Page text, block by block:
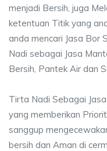
menjadi Bersih, juga
ketentuan Titik yang
anda mencari Jasa Bor
Nadi sebagai Jasa
Bersih, Pantek Air dan
Tirta Nadi Sebagai
yang memberikan
sanggup
bersih dan Aman di